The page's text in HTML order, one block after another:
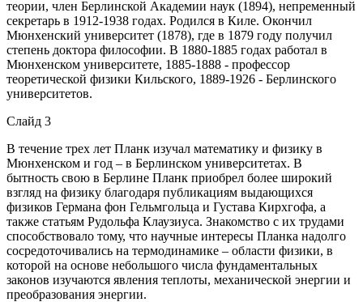
теории, член Берлинской Академии наук (1894), непременный
секретарь в 1912-1938 годах. Родился в Киле. Окончил
Мюнхенский университет (1878), где в 1879 году получил
степень доктора философии. В 1880-1885 годах работал в
Мюнхенском университете, 1885-1888 - профессор
теоретической физики Кильского, 1889-1926 - Берлинского
университетов.
Слайд 3
В течение трех лет Планк изучал математику и физику в
Мюнхенском и год – в Берлинском университетах. В
бытность свою в Берлине Планк приобрел более широкий
взгляд на физику благодаря публикациям выдающихся
физиков Германа фон Гельмгольца и Густава Кирхгофа, а
также статьям Рудольфа Клаузиуса. Знакомство с их трудами
способствовало тому, что научные интересы Планка надолго
сосредоточивались на термодинамике – области физики, в
которой на основе небольшого числа фундаментальных
законов изучаются явления теплоты, механической энергии и
преобразования энергии.